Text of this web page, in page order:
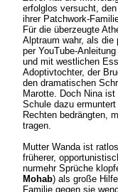
erfolglos versucht,
ihrer Patchwork-
Für die überzeugte
Alptraum wahr, als die
per YouTube-
und mit westlichen
Adoptivtochter, der
den dramatischen
Marotte. Doch Nina
Schule dazu
Rechten bedrängten,
tragen.
Mutter Wanda ist
früherer,
nurmehr Sprüche
Mohab) als große
Familie gegen sie